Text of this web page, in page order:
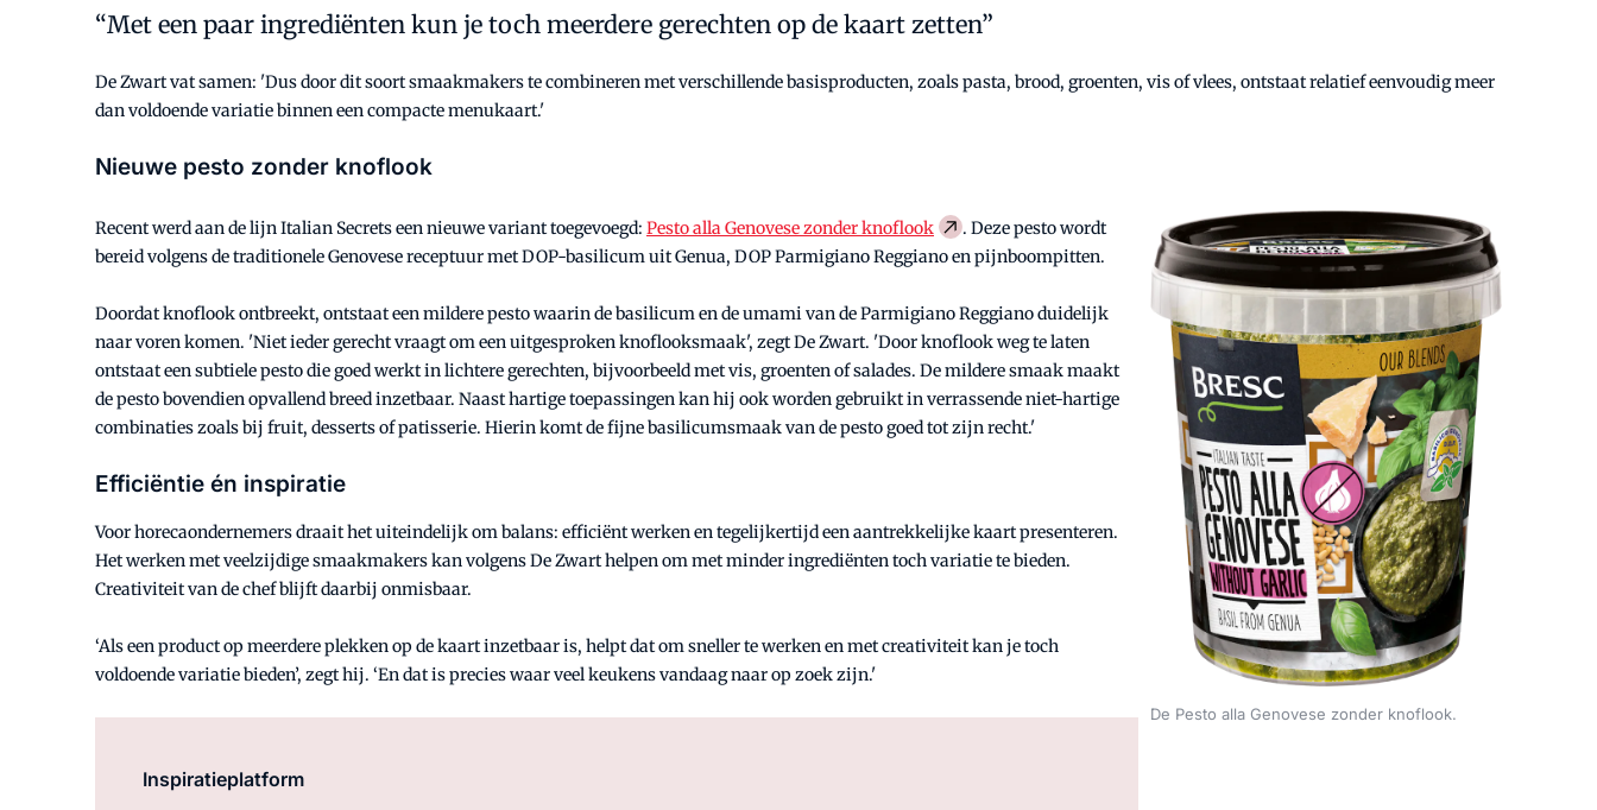
Met een paar ingrediënten kun je toch meerdere gerechten op de kaart zetten”
De Zwart vat samen: 'Dus door dit soort smaakmakers te combineren met verschillende basisproducten, zoals pasta, brood, groenten, vis of vlees, ontstaat relatief eenvoudig meer
dan voldoende variatie binnen een compacte menukaart.'
Nieuwe pesto zonder knoflook
De Pesto alla Genovese zonder knoflook.
Recent werd aan de lijn Italian Secrets een nieuwe variant toegevoegd: Pesto alla Genovese zonder knoflook
. Deze pesto wordt
bereid volgens de traditionele Genovese receptuur met DOP-basilicum uit Genua, DOP Parmigiano Reggiano en pijnboompitten.
Doordat knoflook ontbreekt, ontstaat een mildere pesto waarin de basilicum en de umami van de Parmigiano Reggiano duidelijk
naar voren komen. 'Niet ieder gerecht vraagt om een uitgesproken knoflooksmaak', zegt De Zwart. 'Door knoflook weg te laten
ontstaat een subtiele pesto die goed werkt in lichtere gerechten, bijvoorbeeld met vis, groenten of salades. De mildere smaak maakt
de pesto bovendien opvallend breed inzetbaar. Naast hartige toepassingen kan hij ook worden gebruikt in verrassende niet-hartige
combinaties zoals bij fruit, desserts of patisserie. Hierin komt de fijne basilicumsmaak van de pesto goed tot zijn recht.'
Efficiëntie én inspiratie
Voor horecaondernemers draait het uiteindelijk om balans: efficiënt werken en tegelijkertijd een aantrekkelijke kaart presenteren.
Het werken met veelzijdige smaakmakers kan volgens De Zwart helpen om met minder ingrediënten toch variatie te bieden.
Creativiteit van de chef blijft daarbij onmisbaar.
‘Als een product op meerdere plekken op de kaart inzetbaar is, helpt dat om sneller te werken en met creativiteit kan je toch
voldoende variatie bieden’, zegt hij. ‘En dat is precies waar veel keukens vandaag naar op zoek zijn.'
Inspiratieplatform